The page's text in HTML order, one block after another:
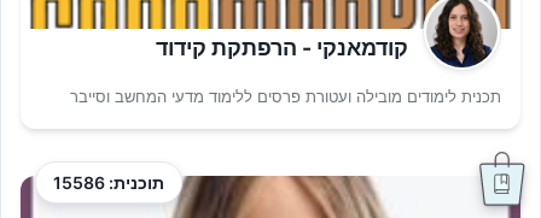
קודמאנקי - הרפתקת קידוד
תכנית לימודים מובילה ועטורת פרסים ללימוד מדעי המחשב וסייבר
תוכנית: 15586